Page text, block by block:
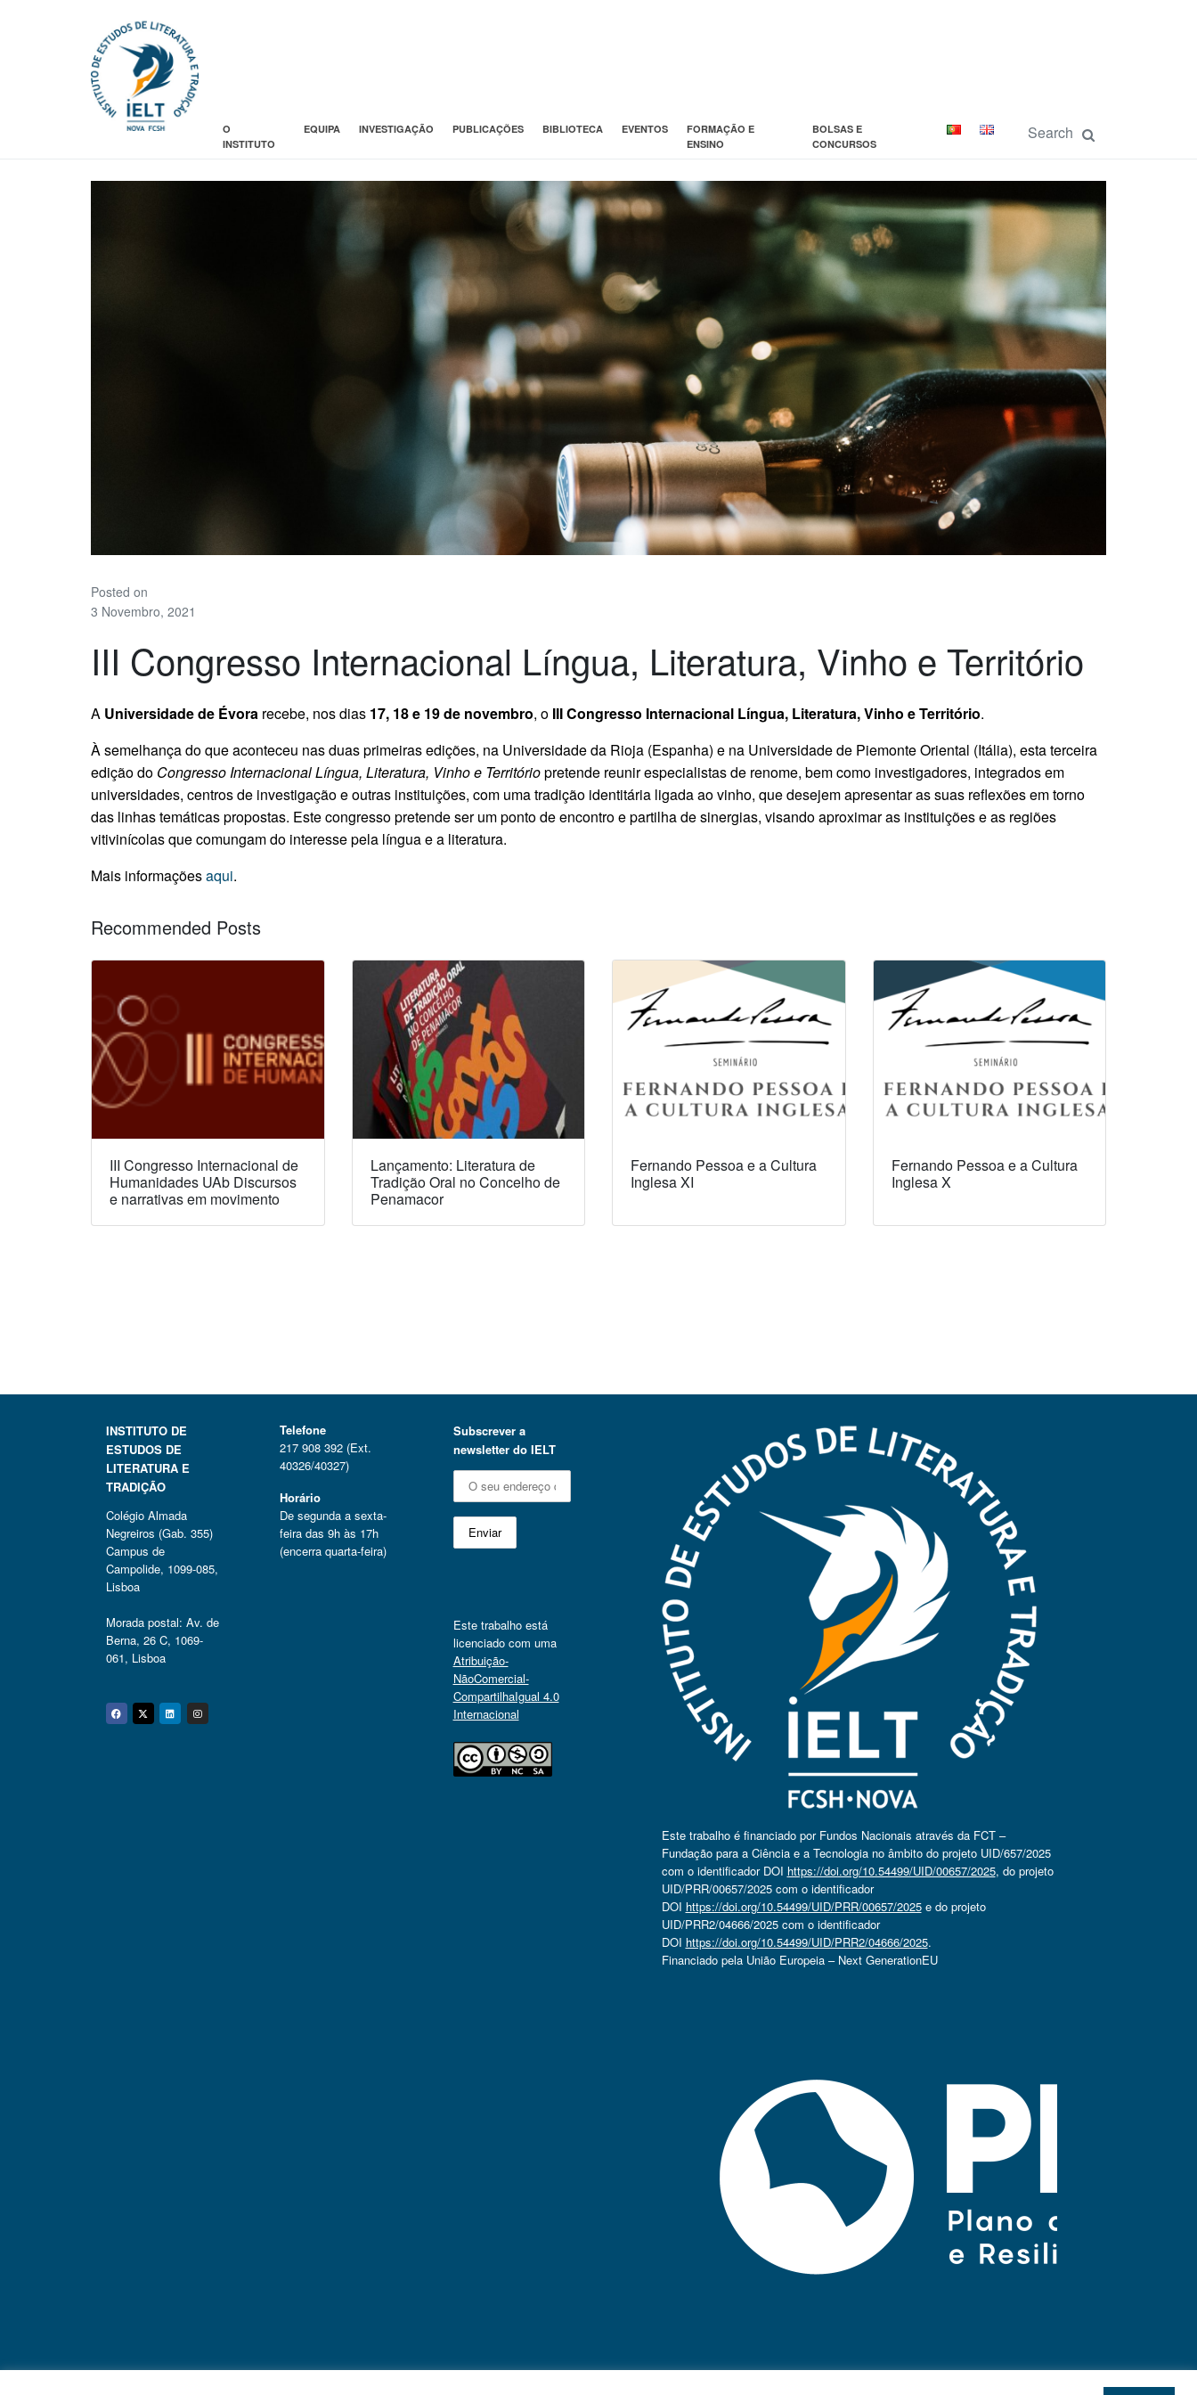
O
INSTITUTO
EQUIPA INVESTIGAÇÃO PUBLICAÇÕES BIBLIOTECA EVENTOS
FORMAÇÃO E
ENSINO
BOLSAS E
CONCURSOS
Posted on
3 Novembro, 2021
III Congresso Internacional Língua, Literatura, Vinho e Território
A Universidade de Évora recebe, nos dias 17, 18 e 19 de novembro, o III Congresso Internacional Língua, Literatura, Vinho e Território.
À semelhança do que aconteceu nas duas primeiras edições, na Universidade da Rioja (Espanha) e na Universidade de Piemonte Oriental (Itália), esta terceira
edição do Congresso Internacional Língua, Literatura, Vinho e Territóriopretende reunir especialistas de renome, bem como investigadores, integrados em
universidades, centros de investigação e outras instituições, com uma tradição identitária ligada ao vinho, que desejem apresentar as suas reflexões em torno
das linhas temáticas propostas. Este congresso pretende ser um ponto de encontro e partilha de sinergias, visando aproximar as instituições e as regiões
vitivinícolas que comungam do interesse pela língua e a literatura.
Mais informaçõesaqui.
Recommended Posts
III Congresso Internacional de
Humanidades UAb Discursos
e narrativas em movimento
Lançamento: Literatura de
Tradição Oral no Concelho de
Penamacor
Fernando Pessoa e a Cultura
Inglesa XI
Fernando Pessoa e a Cultura
Inglesa X
INSTITUTO DE
ESTUDOS DE
LITERATURA E
TRADIÇÃO
Colégio Almada
Negreiros (Gab. 355)
Campus de
Campolide, 1099-085,
Lisboa
Morada postal: Av. de
Berna, 26 C, 1069-
061, Lisboa
Facebook
Twitter
Linkedin
Instagram
Telefone
217 908 392 (Ext.
40326/40327)
Horário
De segunda a sexta-
feira das 9h às 17h
(encerra quarta-feira)
Subscrever a
newsletter do IELT
Este trabalho está
licenciado com uma
Atribuição-
NãoComercial-
CompartilhaIgual 4.0
Internacional
Este trabalho é financiado por Fundos Nacionais através da FCT –
Fundação para a Ciência e a Tecnologia no âmbito do projeto UID/657/2025
com o identificador DOI https://doi.org/10.54499/UID/00657/2025, do projeto
UID/PRR/00657/2025 com o identificador
DOI https://doi.org/10.54499/UID/PRR/00657/2025e do projeto
UID/PRR2/04666/2025 com o identificador
DOI https://doi.org/10.54499/UID/PRR2/04666/2025.
Financiado pela União Europeia – Next GenerationEU